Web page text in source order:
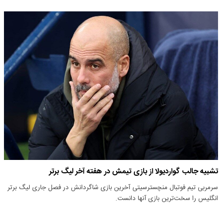
تشبیه جالب گواردیولا از بازی تیمش در هفته آخر لیگ برتر
سرمربی تیم فوتبال منچسترسیتی آخرین بازی شاگردانش در فصل جاری لیگ برتر
انگلیس را سخت‌ترین بازی آنها دانست.